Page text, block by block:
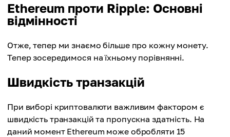
Ethereum проти Ripple: Основні
відмінності
Отже, тепер ми знаємо більше про кожну монету.
Тепер зосередимося на їхньому порівнянні.
Швидкість транзакцій
При виборі криптовалюти важливим фактором є
швидкість транзакцій та пропускна здатність. На
даний момент Ethereum може обробляти 15